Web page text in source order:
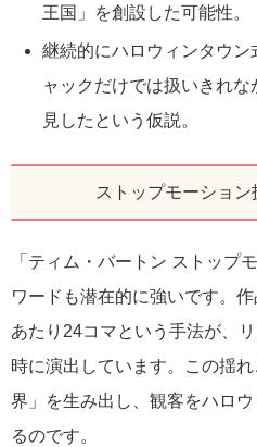
王国」を創設した可能性。
継続的にハロウィンタウ
ャックだけでは扱いきれ
見したという仮説。
ストップモーショ
「ティム・バートン ストップ
ワードも潜在的に強いです。
あたり24コマという手法が、
時に演出しています。この揺
界」を生み出し、観客をハロ
るのです。